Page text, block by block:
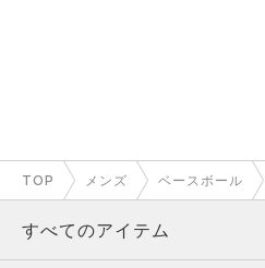
TOP メンズ ベースボール
すべてのアイテム